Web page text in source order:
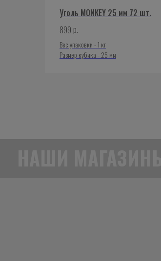
Уголь MONKEY 25 мм 72 шт.
899 р.
Вес упаковки - 1 кг
Размер кубика - 25 мм